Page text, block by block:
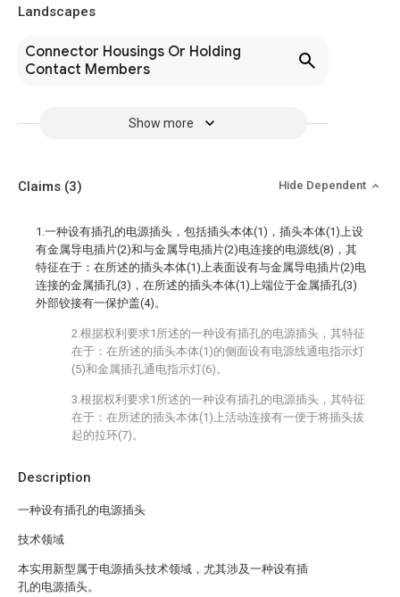
Landscapes
Connector Housings Or Holding
Contact Members
Show more
Description
一种设有插孔的电源插头
技术领域
本实用新型属于电源插头技术领域，尤其涉及一种设有插
孔的电源插头。
Claims (3) Hide Dependent
1.一种设有插孔的电源插头，包括插头本体(1)，插头本体(1)上设
有金属导电插片(2)和与金属导电插片(2)电连接的电源线(8)，其
特征在于：在所述的插头本体(1)上表面设有与金属导电插片(2)电
连接的金属插孔(3)，在所述的插头本体(1)上端位于金属插孔(3)
外部铰接有一保护盖(4)。
2.根据权利要求1所述的一种设有插孔的电源插头，其特征
在于：在所述的插头本体(1)的侧面设有电源线通电指示灯
(5)和金属插孔通电指示灯(6)。
3.根据权利要求1所述的一种设有插孔的电源插头，其特征
在于：在所述的插头本体(1)上活动连接有一便于将插头拔
起的拉环(7)。